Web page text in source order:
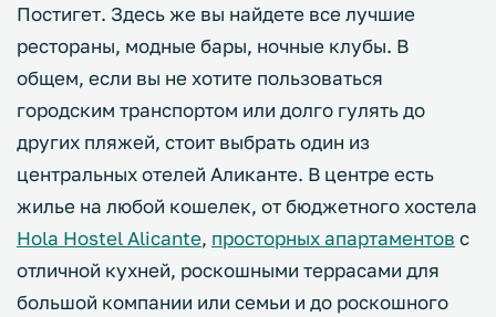
Постигет. Здесь же вы найдете все лучшие
рестораны, модные бары, ночные клубы. В
общем, если вы не хотите пользоваться
городским транспортом или долго гулять до
других пляжей, стоит выбрать один из
центральных отелей Аликанте. В центре есть
жилье на любой кошелек, от бюджетного хостела
Hola Hostel Alicante, просторных апартаментов с
отличной кухней, роскошными террасами для
большой компании или семьи и до роскошного